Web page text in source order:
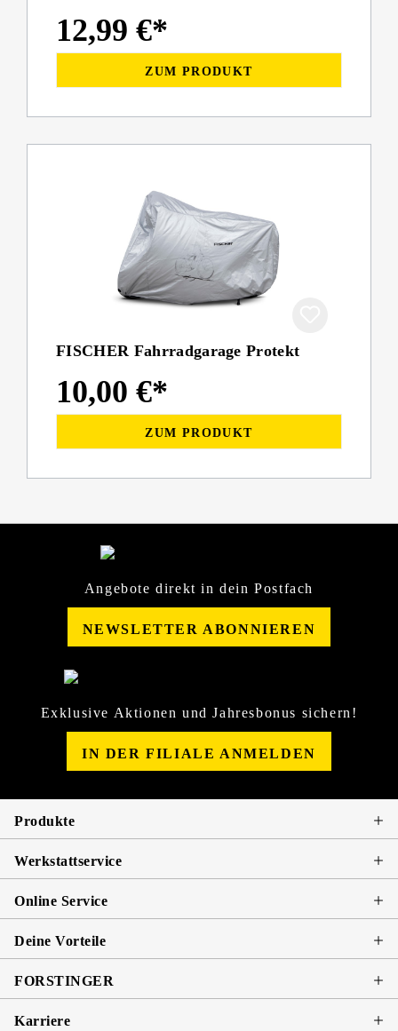
12,99 €*
ZUM PRODUKT
FISCHER Fahrradgarage Protekt
10,00 €*
ZUM PRODUKT
Angebote direkt in dein Postfach
NEWSLETTER ABONNIEREN
Exklusive Aktionen und Jahresbonus sichern!
IN DER FILIALE ANMELDEN
Produkte
Werkstattservice
Online Service
Deine Vorteile
FORSTINGER
Karriere